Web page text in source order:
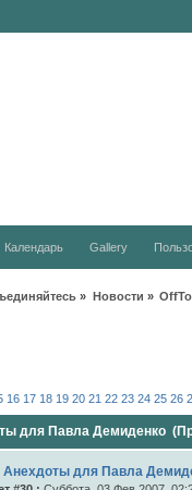
Календарь Gallery
» Новости »
16 17 18 19 20 21 22 23 24 25 26
для Павла Демиденко
Анехдоты для Павла